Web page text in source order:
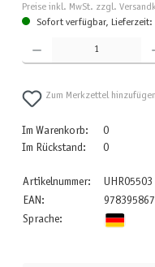
Preise inkl. MwSt. zzgl.
Sofort verfügbar, Lieferzeit:
Produkt Anzahl: Gib den gewünschten
Zum Merkzettel hinzufügen
Im Warenkorb:
0
Im Rückstand:
0
Artikelnummer:
UHR05503
EAN:
Sprache: